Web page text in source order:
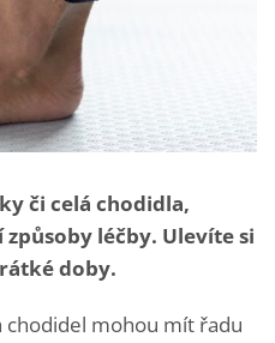
či celá chodidla,
léčby. Ulevíte si
doby.
mohou mít řadu